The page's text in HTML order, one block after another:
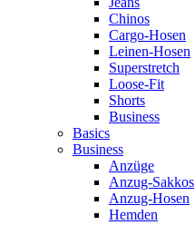
Chinos
Cargo-Hosen
Leinen-Hosen
Superstretch
Loose-Fit
Shorts
Business
Basics
Business
Anzüge
Anzug-Sakkos
Anzug-Hosen
Hemden